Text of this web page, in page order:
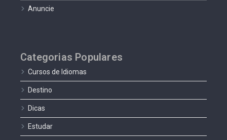
Anuncie
Categorias Populares
Cursos de Idiomas
Destino
Dicas
Estudar